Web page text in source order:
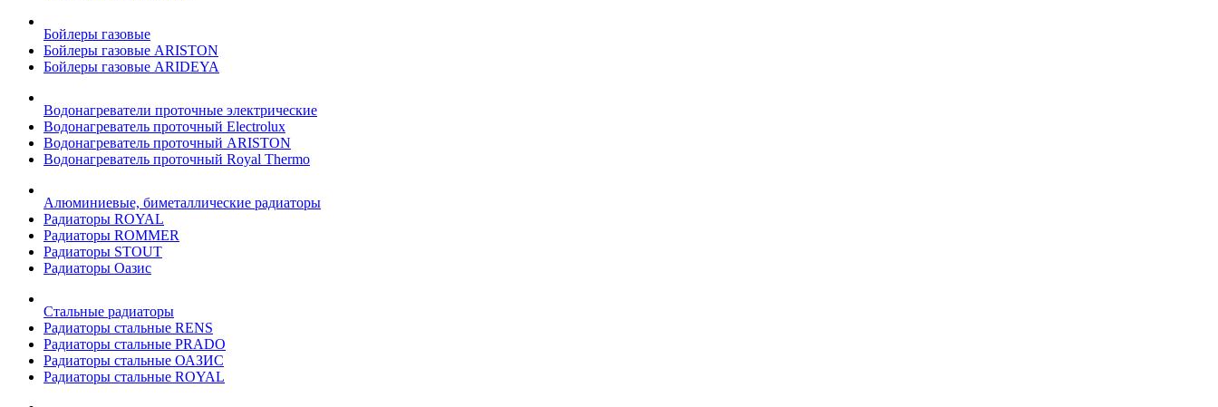
Бойлеры газовые
Бойлеры газовые ARISTON
Бойлеры газовые ARIDEYA
Водонагреватели проточные электрические
Водонагреватель проточный Electrolux
Водонагреватель проточный ARISTON
Водонагреватель проточный Royal Thermo
Алюминиевые, биметаллические радиаторы
Радиаторы ROYAL
Радиаторы ROMMER
Радиаторы STOUT
Радиаторы Оазис
Стальные радиаторы
Радиаторы стальные RENS
Радиаторы стальные PRADO
Радиаторы стальные ОАЗИС
Радиаторы стальные ROYAL